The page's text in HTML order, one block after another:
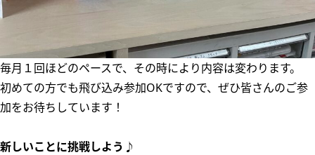
毎月１回ほどのペースで、その時により内容は変わります。
初めての方でも飛び込み参加OKですので、ぜひ皆さんのご参
加をお待ちしています！
新しいことに挑戦しよう♪